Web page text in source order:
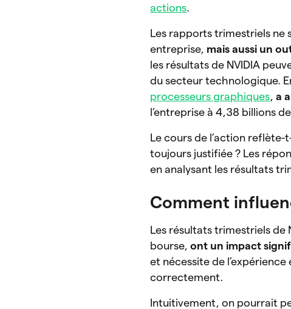
actions
Les rapports trimestriels ne
entreprise, mais aussi un
les résultats de NVIDIA
du secteur technologique.
processeurs graphiques ,a
l’entreprise à 4,38 billions
Le cours de l’action reflète-
toujours justifiée ? Les
en analysant les résultats
Comment
Les résultats trimestriels de
bourse,ont un impact
et nécessite de
correctement.
Intuitivement, on pourrait